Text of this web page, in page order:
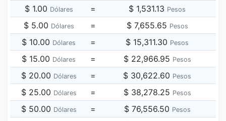
$ 1.00 Dólares = $ 1,531.13 Pesos
$ 5.00 Dólares = $ 7,655.65 Pesos
$ 10.00 Dólares = $ 15,311.30 Pesos
$ 15.00 Dólares = $ 22,966.95 Pesos
$ 20.00 Dólares = $ 30,622.60 Pesos
$ 25.00 Dólares = $ 38,278.25 Pesos
$ 50.00 Dólares = $ 76,556.50 Pesos